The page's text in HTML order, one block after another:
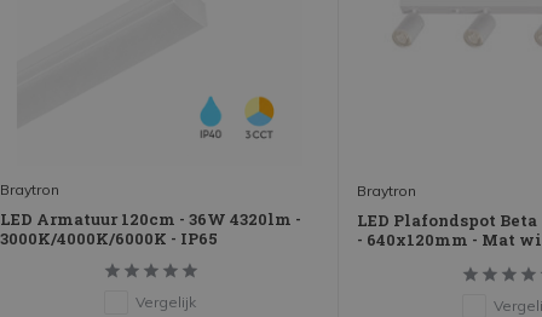
Braytron
LED Armatuur 120cm - 36W 4320lm -
3000K/4000K/6000K - IP65
Vergelijk
Braytron
LED Plafondspot
- 640x120mm - Mat